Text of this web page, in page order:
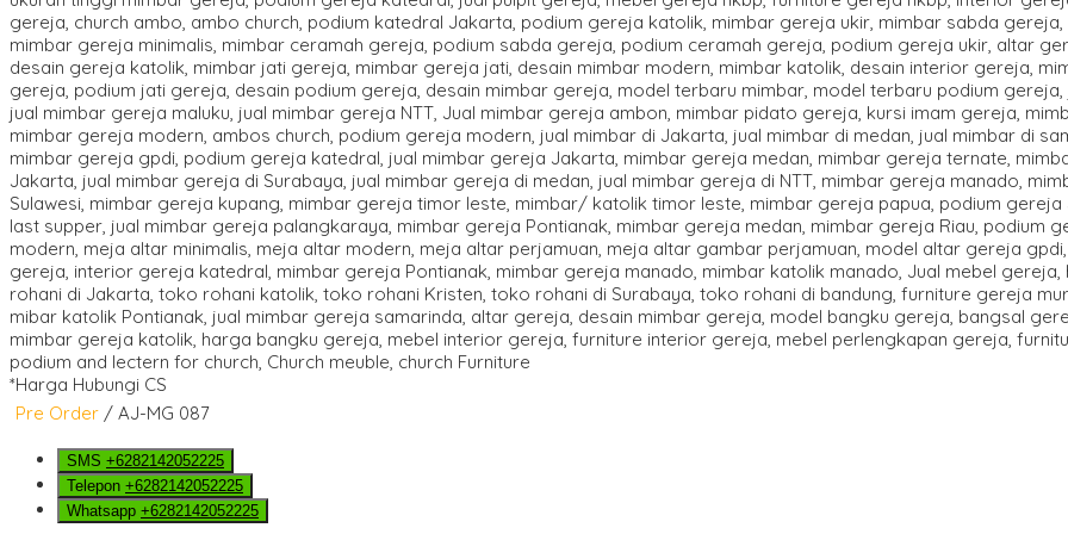
*Harga Hubungi CS
Pre Order / AJ-MG 087
SMS +6282142052225
Telepon +6282142052225
Whatsapp +6282142052225